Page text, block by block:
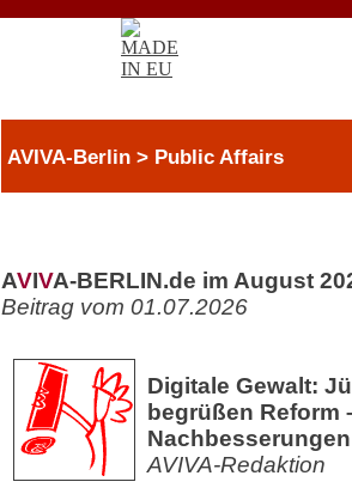
AVIVA-Berlin > Public Affairs
AVIVA-BERLIN.de im August
Beitrag vom 01.07.2026
Digitale Gewalt:
begrüßen Reform
Nachbesserungen
AVIVA-Redaktion